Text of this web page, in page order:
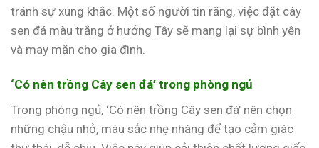
tránh sự xung khắc. Một số người tin rằng, việc đặt cây
sen đá màu trắng ở hướng Tây sẽ mang lại sự bình yên
và may mắn cho gia đình.
‘Có nên trồng Cây sen đá’ trong phòng ngủ
Trong phòng ngủ, ‘Có nên trồng Cây sen đá’ nên chọn
những chậu nhỏ, màu sắc nhẹ nhàng để tạo cảm giác